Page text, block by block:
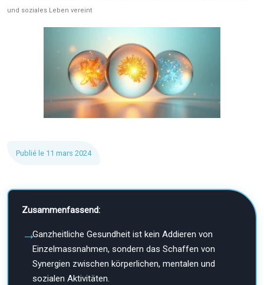
und soziales Leben vereint
Publié le 11 mars 2024
Zusammenfassend:
Ganzheitliche Gesundheit ist kein Addieren von
Einzelmassnahmen, sondern das Schaffen von
Synergien zwischen körperlichen, mentalen und
sozialen Aktivitäten.